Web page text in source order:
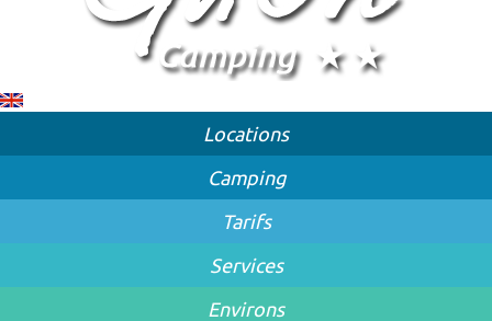
Locations
Camping
Tarifs
Services
Environs